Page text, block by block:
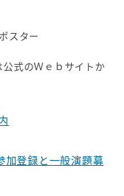
スター
式のＷｅｂサイトか
加登録と一般演題募